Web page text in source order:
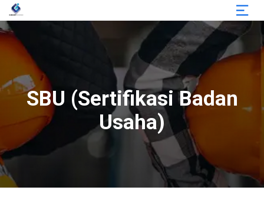
SBU (Sertifikasi Badan
Usaha)